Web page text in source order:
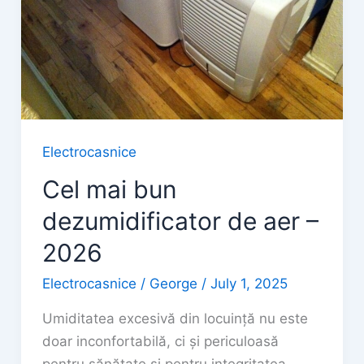
Electrocasnice
Cel mai bun
dezumidificator de aer –
2026
Electrocasnice / George / July 1, 2025
Umiditatea excesivă din locuință nu este
doar inconfortabilă, ci și periculoasă